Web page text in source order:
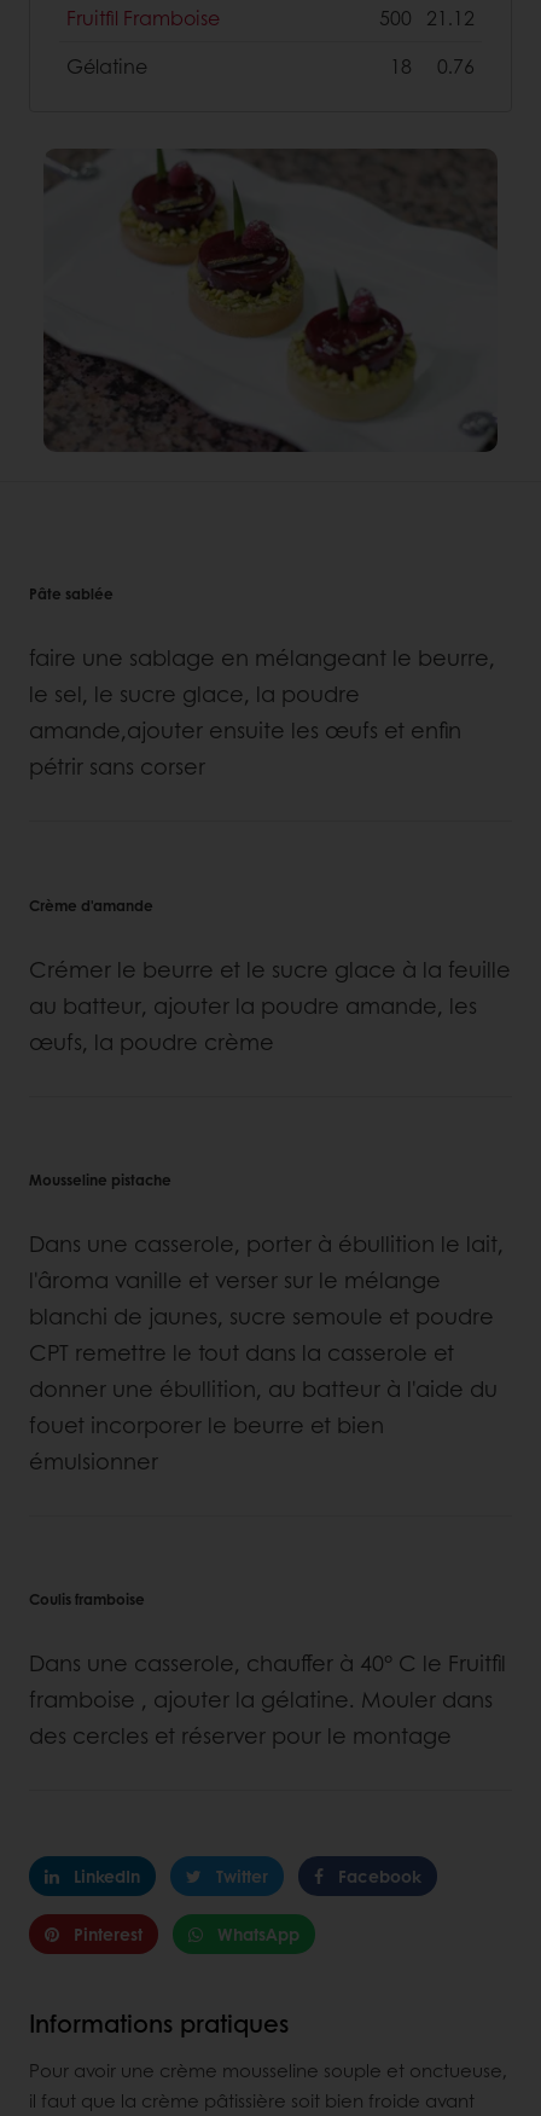
Fruitfil Framboise 500
21.12
Gélatine
18 0.76
Pâte sablée
faire une sablage en mélangeant le beurre,
le sel, le sucre glace, la poudre
amande,ajouter ensuite les œufs et enfin
pétrir sans corser
Crème d'amande
Crémer le beurre et le sucre glace à la feuille
au batteur, ajouter la poudre amande, les
œufs, la poudre crème
Mousseline pistache
Dans une casserole, porter à ébullition le lait,
l'âroma vanille et verser sur le mélange
blanchi de jaunes, sucre semoule et poudre
CPT remettre le tout dans la casserole et
donner une ébullition, au batteur à l'aide du
fouet incorporer le beurre et bien
émulsionner
Coulis framboise
Dans une casserole, chauffer à 40° C le Fruitfil
framboise , ajouter la gélatine. Mouler dans
des cercles et réserver pour le montage
LinkedIn Twitter Facebook
Pinterest WhatsApp
Informations pratiques
Pour avoir une crème mousseline souple et onctueuse,
il faut que la crème pâtissière soit bien froide avant